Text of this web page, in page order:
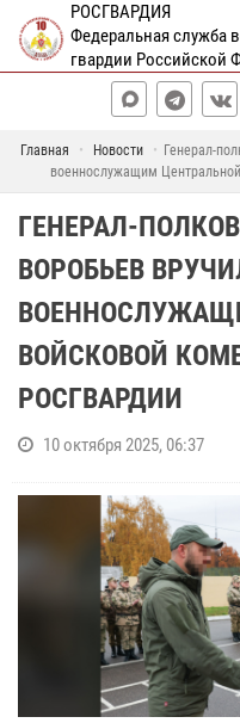
РОСГВАРДИЯ
Федеральная служба
гвардии Российской
Главная Новости
Генерал-
военнослужащим
ГЕНЕРАЛ-
ВОРОБЬЕВ
ВОЙСКОВОЙ
РОСГВАРДИИ
10 октября 2025, 06:37